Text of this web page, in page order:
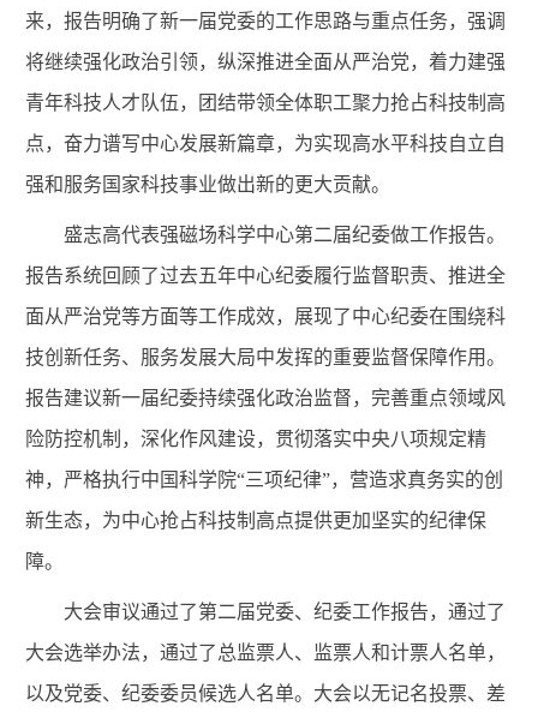
来，报告明确了新一届党委的工作思路与重点任务，强调
将继续强化政治引领，纵深推进全面从严治党，着力建强
青年科技人才队伍，团结带领全体职工聚力抢占科技制高
点，奋力谱写中心发展新篇章，为实现高水平科技自立自
强和服务国家科技事业做出新的更大贡献。
盛志高代表强磁场科学中心第二届纪委做工作报告。
报告系统回顾了过去五年中心纪委履行监督职责、推进全
面从严治党等方面等工作成效，展现了中心纪委在围绕科
技创新任务、服务发展大局中发挥的重要监督保障作用。
报告建议新一届纪委持续强化政治监督，完善重点领域风
险防控机制，深化作风建设，贯彻落实中央八项规定精
神，严格执行中国科学院“三项纪律”，营造求真务实的创
新生态，为中心抢占科技制高点提供更加坚实的纪律保
障。
大会审议通过了第二届党委、纪委工作报告，通过了
大会选举办法，通过了总监票人、监票人和计票人名单，
以及党委、纪委委员候选人名单。大会以无记名投票、差